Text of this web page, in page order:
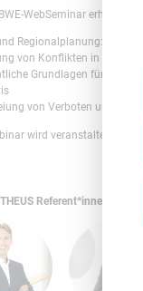
WebSeminar erhalten
Regionalplanung:
von Konflikten in der
Grundlagen für die
von Verboten und
wird veranstaltet durch
Referent*innen